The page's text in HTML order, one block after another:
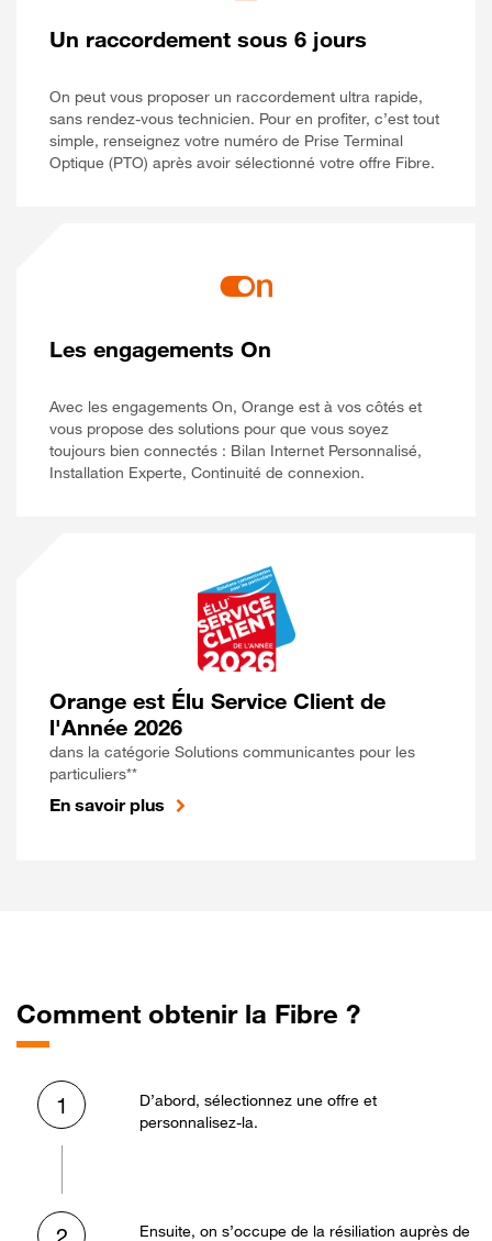
Un raccordement sous 6 jours
On peut vous proposer un raccordement ultra rapide,
sans rendez-vous technicien. Pour en profiter, c’est tout
simple, renseignez votre numéro de Prise Terminal
Optique (PTO) après avoir sélectionné votre offre Fibre.
Les engagements On
Avec les engagements On, Orange est à vos côtés et
vous propose des solutions pour que vous soyez
toujours bien connectés : Bilan Internet Personnalisé,
Installation Experte, Continuité de connexion.
Orange est Élu Service Client de
l'Année 2026
dans la catégorie Solutions communicantes pour les
particuliers**
En savoir plus
Comment obtenir la Fibre ?
1
D’abord, sélectionnez une offre et
personnalisez-la.
Ensuite, on s’occupe de la résiliation auprès de